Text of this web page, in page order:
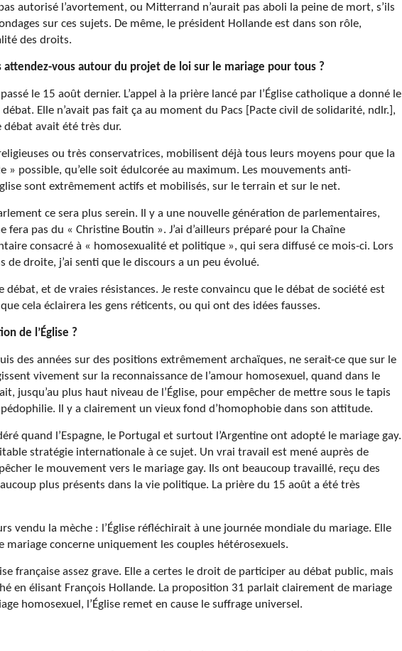
autorisé l’avortement, ou Mitterrand n’aurait pas aboli la peine de mort, s’ils
sur ces sujets. De même, le président Hollande est dans son rôle,
des droits.
vous autour du projet de loi sur le mariage pour tous ?
le 15 août dernier. L’appel à la prière lancé par l’Église catholique a donné le
Elle n’avait pas fait ça au moment du Pacs [Pacte civil de solidarité, ndlr.],
avait été très dur.
ou très conservatrices, mobilisent déjà tous leurs moyens pour que la
» possible, qu’elle soit édulcorée au maximum. Les mouvements anti-
sont extrêmement actifs et mobilisés, sur le terrain et sur le net.
ce sera plus serein. Il y a une nouvelle génération de parlementaires,
pas du « Christine Boutin ». J’ai d’ailleurs préparé pour la Chaîne
consacré à « homosexualité et politique », qui sera diffusé ce mois-ci. Lors
de droite, j’ai senti que le discours a un peu évolué.
débat, et de vraies résistances. Je reste convaincu que le débat de société est
que cela éclairera les gens réticents, ou qui ont des idées fausses.
de l’Église ?
des années sur des positions extrêmement archaïques, ne serait-ce que sur le
vivement sur la reconnaissance de l’amour homosexuel, quand dans le
jusqu’au plus haut niveau de l’Église, pour empêcher de mettre sous le tapis
Il y a clairement un vieux fond d’homophobie dans son attitude.
quand l’Espagne, le Portugal et surtout l’Argentine ont adopté le mariage gay.
stratégie internationale à ce sujet. Un vrai travail est mené auprès de
le mouvement vers le mariage gay. Ils ont beaucoup travaillé, reçu des
plus présents dans la vie politique. La prière du 15 août a été très
vendu la mèche : l’Église réfléchirait à une journée mondiale du mariage. Elle
concerne uniquement les couples hétérosexuels.
française assez grave. Elle a certes le droit de participer au débat public, mais
en élisant François Hollande. La proposition 31 parlait clairement de mariage
homosexuel, l’Église remet en cause le suffrage universel.